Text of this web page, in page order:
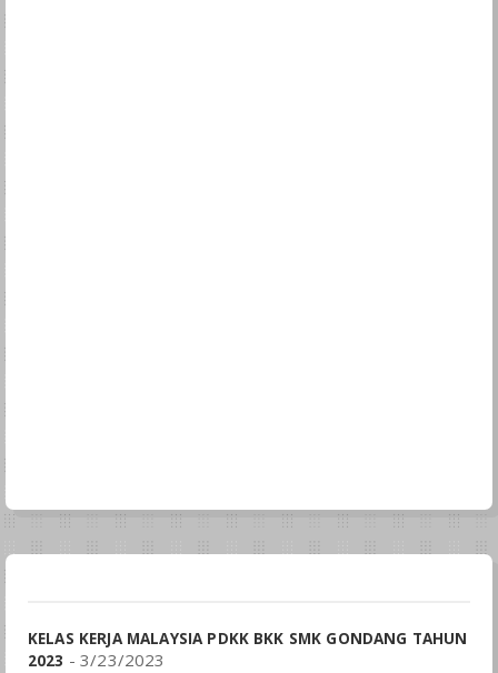
KELAS KERJA MALAYSIA PDKK BKK SMK GONDANG TAHUN
2023 - 3/23/2023